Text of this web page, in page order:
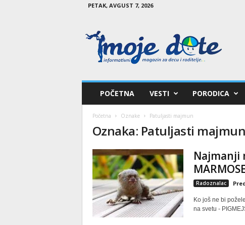
PETAK, AVGUST 7, 2026
o
POČETNA VESTI PORODICA
Početna Oznake Patuljasti majmun
Oznaka: Patuljasti majmun
Najmanji
Radoznalac
Ko još ne bi
na svetu -